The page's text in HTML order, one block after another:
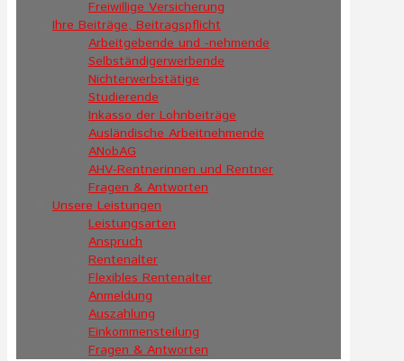
Freiwillige Versicherung
Ihre Beiträge, Beitragspflicht
Arbeitgebende und -nehmende
Selbständigerwerbende
Nichterwerbstätige
Studierende
Inkasso der Lohnbeiträge
Ausländische Arbeitnehmende
ANobAG
AHV-Rentnerinnen und Rentner
Fragen & Antworten
Unsere Leistungen
Leistungsarten
Anspruch
Rentenalter
Flexibles Rentenalter
Anmeldung
Auszahlung
Einkommensteilung
Fragen & Antworten